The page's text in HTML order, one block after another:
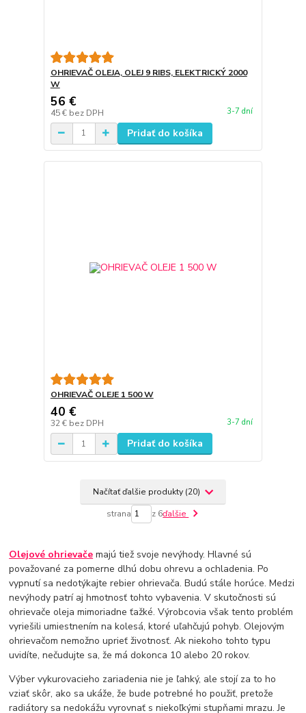
OHRIEVAČ OLEJA, OLEJ 9 RIBS, ELEKTRICKÝ 2000
W
56 €
45 € bez DPH 3-7 dní
Pridať do košíka
OHRIEVAČ OLEJE 1 500 W
40 €
32 € bez DPH 3-7 dní
Pridať do košíka
Načítať ďalšie produkty (20)
strana z 6ďalšie
Olejové ohrievače majú tiež svoje nevýhody. Hlavné sú
považované za pomerne dlhú dobu ohrevu a ochladenia. Po
vypnutí sa nedotýkajte rebier ohrievača. Budú stále horúce. Medzi
nevýhody patrí aj hmotnosť tohto vybavenia. V skutočnosti sú
ohrievače oleja mimoriadne ťažké. Výrobcovia však tento problém
vyriešili umiestnením na kolesá, ktoré uľahčujú pohyb. Olejovým
ohrievačom nemožno uprieť životnosť. Ak niekoho tohto typu
uvidíte, nečudujte sa, že má dokonca 10 alebo 20 rokov.
Výber vykurovacieho zariadenia nie je ľahký, ale stojí za to ho
vziať skôr, ako sa ukáže, že bude potrebné ho použiť, pretože
radiátory sa nedokážu vyrovnať s niekoľkými stupňami mrazu. Je